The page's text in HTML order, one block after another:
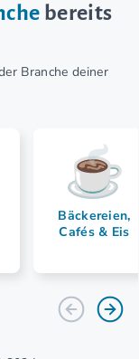
bereits
Branche deiner
Bäckereien,
Cafés & Eis